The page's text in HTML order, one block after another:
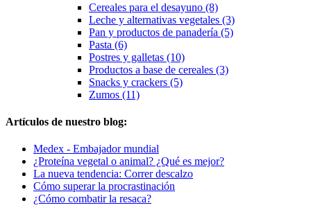
Cereales para el desayuno (8)
Leche y alternativas vegetales (3)
Pan y productos de panadería (5)
Pasta (6)
Postres y galletas (10)
Productos a base de cereales (3)
Snacks y crackers (5)
Zumos (11)
Artículos de nuestro blog:
Medex - Embajador mundial
¿Proteína vegetal o animal? ¿Qué es mejor?
La nueva tendencia: Correr descalzo
Cómo superar la procrastinación
¿Cómo combatir la resaca?